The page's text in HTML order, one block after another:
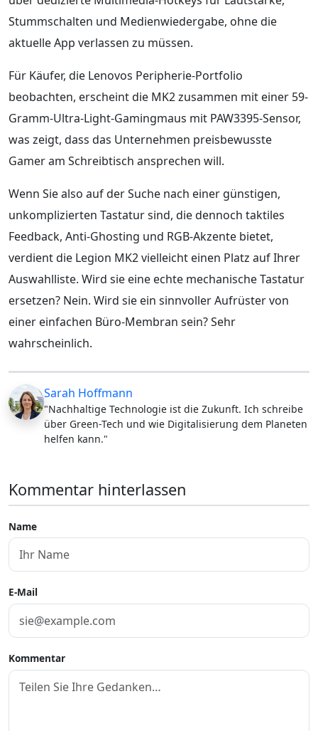
Stummschalten und Medienwiedergabe, ohne die
aktuelle App verlassen zu müssen.
Für Käufer, die Lenovos Peripherie-Portfolio
beobachten, erscheint die MK2 zusammen mit einer 59-
Gramm-Ultra-Light-Gamingmaus mit PAW3395-Sensor,
was zeigt, dass das Unternehmen preisbewusste
Gamer am Schreibtisch ansprechen will.
Wenn Sie also auf der Suche nach einer günstigen,
unkomplizierten Tastatur sind, die dennoch taktiles
Feedback, Anti-Ghosting und RGB-Akzente bietet,
verdient die Legion MK2 vielleicht einen Platz auf Ihrer
Auswahlliste. Wird sie eine echte mechanische Tastatur
ersetzen? Nein. Wird sie ein sinnvoller Aufrüster von
einer einfachen Büro-Membran sein? Sehr
wahrscheinlich.
Sarah Hoffmann
"Nachhaltige Technologie ist die Zukunft. Ich schreibe
über Green-Tech und wie Digitalisierung dem Planeten
helfen kann."
Kommentar hinterlassen
Name
E-Mail
Kommentar